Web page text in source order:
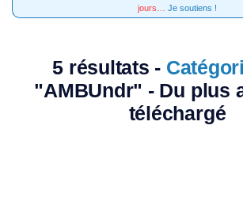
jours… Je soutiens !
5 résultats -
"AMBUndr" - Du plus
téléchargé